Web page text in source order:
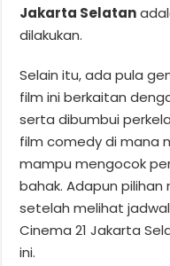
Jakarta Selatan
dilakukan.
Selain itu, ada pula
film ini berkaitan
serta dibumbui
film comedy di mana
mampu mengocok
bahak. Adapun
setelah melihat jadwal
Cinema 21 Jakarta
ini.